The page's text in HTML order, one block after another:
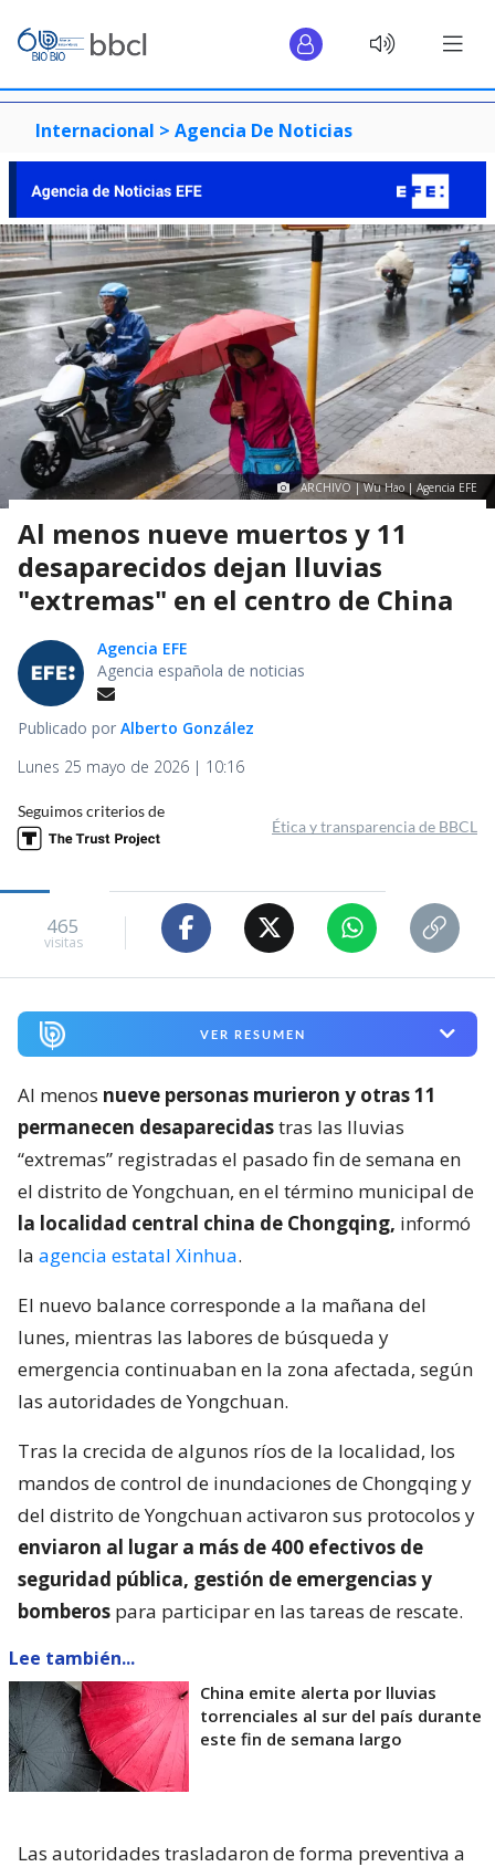
Internacional > Agencia De Noticias
ARCHIVO | Wu Hao | Agencia EFE
Al menos nueve muertos y 11
desaparecidos dejan lluvias
"extremas" en el centro de China
Agencia EFE
Agencia española de noticias
Publicado por Alberto González
Lunes 25 mayo de 2026 | 10:16
Seguimos criterios de
Ética y transparencia de BBCL
465
visitas
VER RESUMEN
Al menos nueve personas murieron y otras 11
permanecen desaparecidastras las lluvias
“extremas” registradas el pasado fin de semana en
el distrito de Yongchuan, en el término municipal de
la localidad central china de Chongqing, informó
la agencia estatal Xinhua.
El nuevo balance corresponde a la mañana del
lunes, mientras las labores de búsqueda y
emergencia continuaban en la zona afectada, según
las autoridades de Yongchuan.
Tras la crecida de algunos ríos de la localidad, los
mandos de control de inundaciones de Chongqing y
del distrito de Yongchuan activaron sus protocolos y
enviaron al lugar a más de 400 efectivos de
seguridad pública, gestión de emergencias y
bomberos para participar en las tareas de rescate.
Lee también...
China emite alerta por lluvias
torrenciales al sur del país durante
este fin de semana largo
Las autoridades trasladaron de forma preventiva a